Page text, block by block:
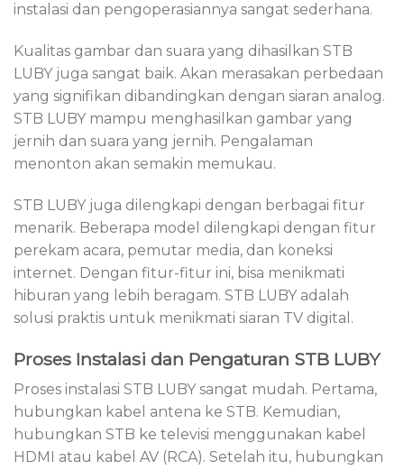
instalasi dan pengoperasiannya sangat sederhana.
Kualitas gambar dan suara yang dihasilkan STB
LUBY juga sangat baik. Akan merasakan perbedaan
yang signifikan dibandingkan dengan siaran analog.
STB LUBY mampu menghasilkan gambar yang
jernih dan suara yang jernih. Pengalaman
menonton akan semakin memukau.
STB LUBY juga dilengkapi dengan berbagai fitur
menarik. Beberapa model dilengkapi dengan fitur
perekam acara, pemutar media, dan koneksi
internet. Dengan fitur-fitur ini, bisa menikmati
hiburan yang lebih beragam. STB LUBY adalah
solusi praktis untuk menikmati siaran TV digital.
Proses Instalasi dan Pengaturan STB LUBY
Proses instalasi STB LUBY sangat mudah. Pertama,
hubungkan kabel antena ke STB. Kemudian,
hubungkan STB ke televisi menggunakan kabel
HDMI atau kabel AV (RCA). Setelah itu, hubungkan